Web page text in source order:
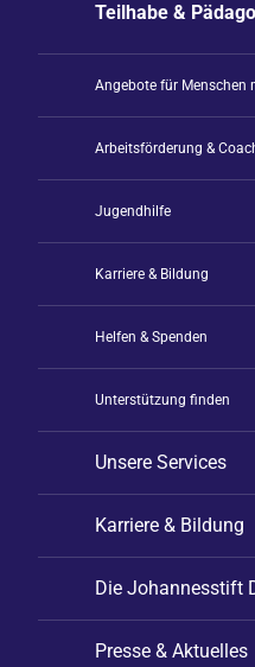
Teilhabe &
Angebote für Menschen
Arbeitsförderung &
Jugendhilfe
Karriere & Bildung
Helfen & Spenden
Unterstützung finden
Unsere Services
Karriere & Bildung
Die Johannesstift
Presse & Aktuelles